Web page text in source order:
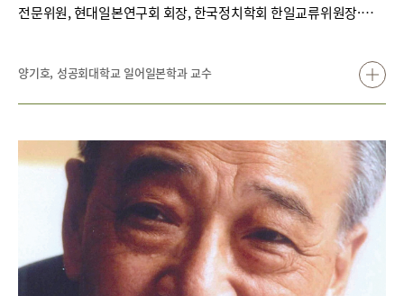
전문위원, 현대일본연구회 회장, 한국정치학회 한일교류위원장·일
며, 대통령직속 정책기획위원회 위원으로 활동 중이다. 주요 연구 및
저서로는 “문재인 정부 한일 갈등의 기원-한일 간 한반도 비핵화와 동
북아 외교 격차를 중심으로”, “강제징용 쟁점과 한일관계의 구조적
인 정부의 대일 정책』 등이 있다.
양기호, 성공회대학교 일어일본학과 교수